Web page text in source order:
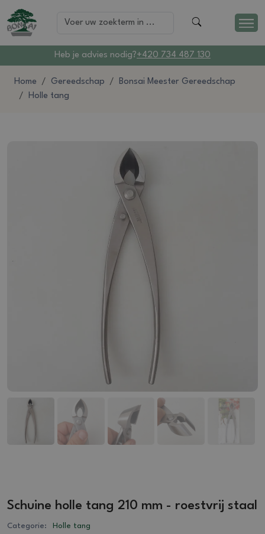
Heb je advies nodig?+420 734 487 130
Home Gereedschap
Bonsai Meester Gereedschap
Holle tang
Schuine holle tang 210 mm - roestvrij staal
Categorie:
Holle tang